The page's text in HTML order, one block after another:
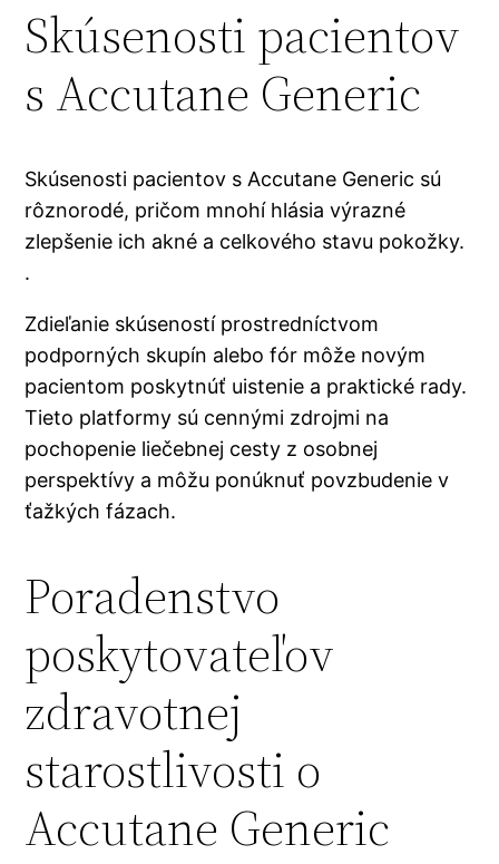
Skúsenosti pacientov
s Accutane Generic
Skúsenosti pacientov s Accutane Generic sú
rôznorodé, pričom mnohí hlásia výrazné
zlepšenie ich akné a celkového stavu pokožky.
.
Zdieľanie skúseností prostredníctvom
podporných skupín alebo fór môže novým
pacientom poskytnúť uistenie a praktické rady.
Tieto platformy sú cennými zdrojmi na
pochopenie liečebnej cesty z osobnej
perspektívy a môžu ponúknuť povzbudenie v
ťažkých fázach.
Poradenstvo
poskytovateľov
zdravotnej
starostlivosti o
Accutane Generic